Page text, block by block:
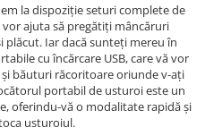
la dispoziție seturi complete de
ajuta să pregătiți mâncăruri
Iar dacă sunteți mereu în
cu încărcare USB, care vă vor
băuturi răcoritoare oriunde v-ați
portabil de usturoi este un
oferindu-vă o modalitate rapidă și
usturoiul.